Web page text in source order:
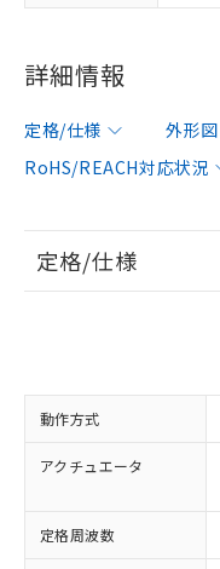
詳細情報
定格/仕様 外形図
RoHS/REACH対応状況
定格/仕様
動作方式
アクチュエータ
定格周波数